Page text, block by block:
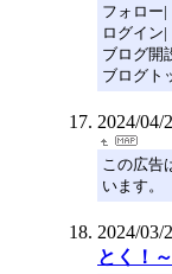
フォロー|
ログイン|
ブログ開
ブログト
2024/04/
この広告
います。
2024/03/
とく！～